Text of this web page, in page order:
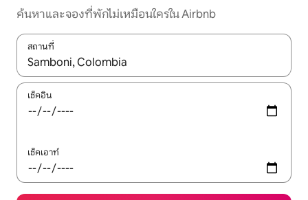
ค้นหาและจองที่พักไม่เหมือนใครใน Airbnb
สถานที่
ใช้ลูกศรขึ้นลง หรือใช้การสัมผัสหรือปัด เพื่อสำรวจผลการค้นหา
เช็คอิน
เช็คเอาท์